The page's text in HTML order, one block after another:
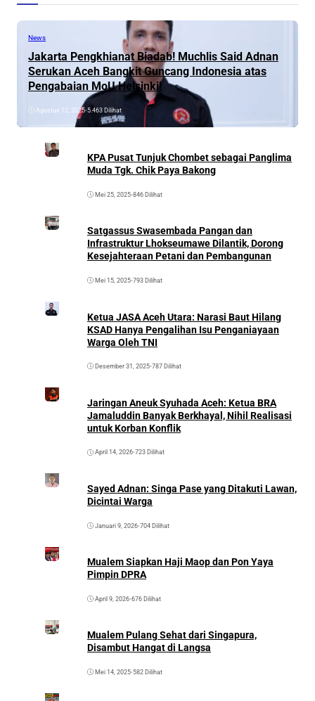
News
Jakarta Pengkhianat Biadab! Muchlis Said Adnan
Serukan Aceh Bangkit Guncang Indonesia atas
Pengabaian MoU Helsinki!
Agustus 12, 2025•5.463 Dilihat
KPA Pusat Tunjuk Chombet sebagai Panglima
Muda Tgk. Chik Paya Bakong
Mei 25, 2025•846 Dilihat
Satgassus Swasembada Pangan dan
Infrastruktur Lhokseumawe Dilantik, Dorong
Kesejahteraan Petani dan Pembangunan
Mei 15, 2025•793 Dilihat
Ketua JASA Aceh Utara: Narasi Baut Hilang
KSAD Hanya Pengalihan Isu Penganiayaan
Warga Oleh TNI
Desember 31, 2025•787 Dilihat
Jaringan Aneuk Syuhada Aceh: Ketua BRA
Jamaluddin Banyak Berkhayal, Nihil Realisasi
untuk Korban Konflik
April 14, 2026•723 Dilihat
Sayed Adnan: Singa Pase yang Ditakuti Lawan,
Dicintai Warga
Januari 9, 2026•704 Dilihat
Mualem Siapkan Haji Maop dan Pon Yaya
Pimpin DPRA
April 9, 2026•676 Dilihat
Mualem Pulang Sehat dari Singapura,
Disambut Hangat di Langsa
Mei 14, 2025•582 Dilihat